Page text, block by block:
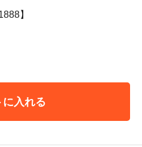
】
に入れる